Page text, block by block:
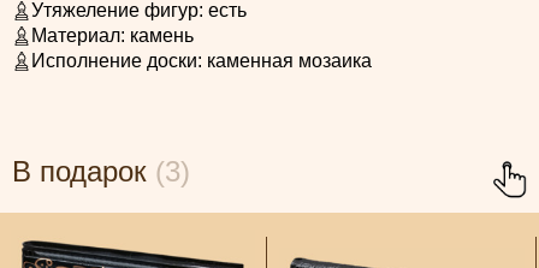
Утяжеление фигур: есть
Материал: камень
Исполнение доски: каменная мозаика
В подарок (3)